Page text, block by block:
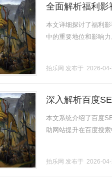
全面解析福利
本文详细探讨了福利
中的重要地位和影响
拍乐网 发布于 2026-
深入解析百度
本文系统介绍了百度
助网站提升在百度搜
拍乐网 发布于 2026-